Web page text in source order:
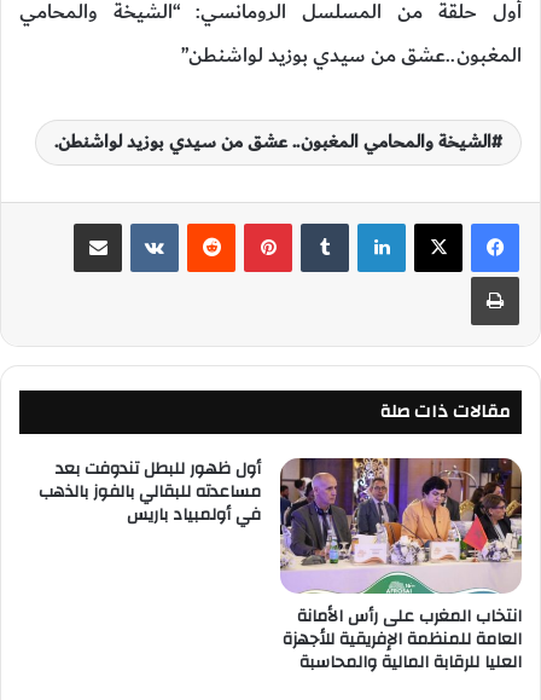
أول حلقة من المسلسل الرومانسي: “الشيخة والمحامي
المغبون..عشق من سيدي بوزيد لواشنطن”
الشيخة والمحامي المغبون.. عشق من سيدي بوزيد لواشنطن.
لينكدإن بينتيريست
مقالات ذات صلة
انتخاب المغرب على رأس الأمانة
العامة للمنظمة الإفريقية للأجهزة
العليا للرقابة المالية والمحاسبة
أول ظهور للبطل تندوفت بعد
مساعدته للبقالي بالفوز بالذهب
في أولمبياد باريس